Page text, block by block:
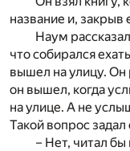
название и, закрыв
Наум
что собирался
вышел на улицу. Он
он вышел, когда
на улице. А не
Такой вопрос
– Нет, читал